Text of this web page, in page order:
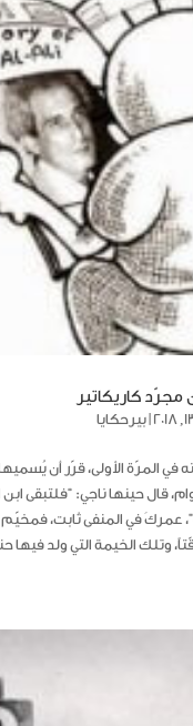
كاريكاتير
بيرحكايا
في المرّة الأولى، قرّر أن
قال حينها ناجي: “فلتبقى ابن
عمركَ في المنفى ثابت،
وتلك الخيمة التي ولد فيها